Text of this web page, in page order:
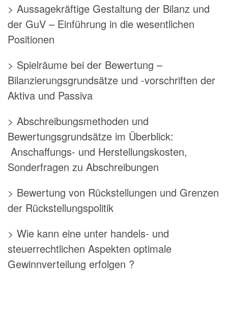
> Aussagekräftige Gestaltung der Bilanz und
der GuV – Einführung in die wesentlichen
Positionen
> Spielräume bei der Bewertung –
Bilanzierungsgrundsätze und -vorschriften der
Aktiva und Passiva
> Abschreibungsmethoden und
Bewertungsgrundsätze im Überblick:
Anschaffungs- und Herstellungskosten,
Sonderfragen zu Abschreibungen
> Bewertung von Rückstellungen und Grenzen
der Rückstellungspolitik
> Wie kann eine unter handels- und
steuerrechtlichen Aspekten optimale
Gewinnverteilung erfolgen ?